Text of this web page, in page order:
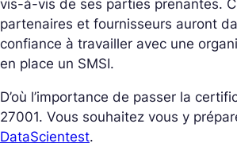
vis-à-vis de ses parties prenantes.
partenaires et fournisseurs auront
confiance à travailler avec une
en place un SMSI.
D’où l’importance de passer la
27001. Vous souhaitez vous y
DataScientest.